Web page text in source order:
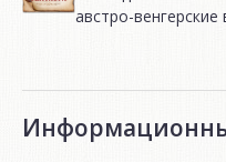
австро-